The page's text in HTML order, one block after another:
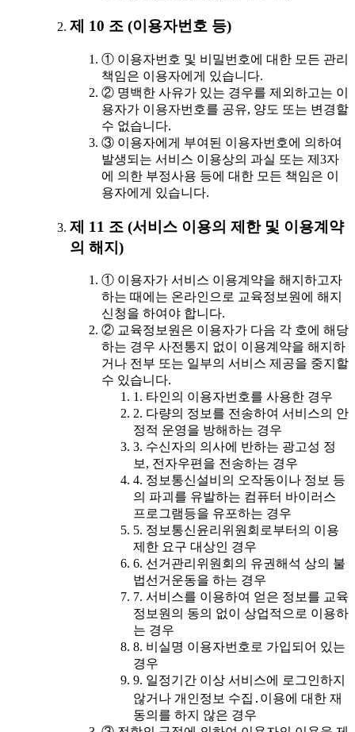
제 10 조 (이용자번호 등)
① 이용자번호 및 비밀번호에 대한 모든 관리
책임은 이용자에게 있습니다.
② 명백한 사유가 있는 경우를 제외하고는 이
용자가 이용자번호를 공유, 양도 또는 변경할
수 없습니다.
③ 이용자에게 부여된 이용자번호에 의하여
발생되는 서비스 이용상의 과실 또는 제3자
에 의한 부정사용 등에 대한 모든 책임은 이
용자에게 있습니다.
제 11 조 (서비스 이용의 제한 및 이용계약
의 해지)
① 이용자가 서비스 이용계약을 해지하고자
하는 때에는 온라인으로 교육정보원에 해지
신청을 하여야 합니다.
② 교육정보원은 이용자가 다음 각 호에 해당
하는 경우 사전통지 없이 이용계약을 해지하
거나 전부 또는 일부의 서비스 제공을 중지할
수 있습니다.
1. 타인의 이용자번호를 사용한 경우
2. 다량의 정보를 전송하여 서비스의 안
정적 운영을 방해하는 경우
3. 수신자의 의사에 반하는 광고성 정
보, 전자우편을 전송하는 경우
4. 정보통신설비의 오작동이나 정보 등
의 파괴를 유발하는 컴퓨터 바이러스
프로그램등을 유포하는 경우
5. 정보통신윤리위원회로부터의 이용
제한 요구 대상인 경우
6. 선거관리위원회의 유권해석 상의 불
법선거운동을 하는 경우
7. 서비스를 이용하여 얻은 정보를 교육
정보원의 동의 없이 상업적으로 이용하
는 경우
8. 비실명 이용자번호로 가입되어 있는
경우
9. 일정기간 이상 서비스에 로그인하지
않거나 개인정보 수집․이용에 대한 재
동의를 하지 않은 경우